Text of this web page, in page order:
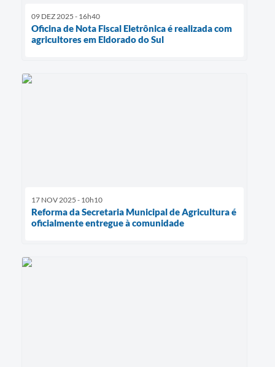
09 DEZ 2025 - 16h40
Oficina de Nota Fiscal Eletrônica é realizada com
agricultores em Eldorado do Sul
17 NOV 2025 - 10h10
Reforma da Secretaria Municipal de Agricultura é
oficialmente entregue à comunidade